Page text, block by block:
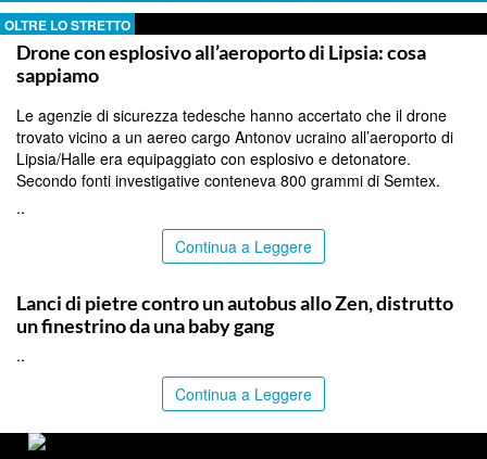
OLTRE LO STRETTO
Drone con esplosivo all’aeroporto di Lipsia: cosa
sappiamo
Le agenzie di sicurezza tedesche hanno accertato che il drone
trovato vicino a un aereo cargo Antonov ucraino all’aeroporto di
Lipsia/Halle era equipaggiato con esplosivo e detonatore.
Secondo fonti investigative conteneva 800 grammi di Semtex.
..
Continua a Leggere
Lanci di pietre contro un autobus allo Zen, distrutto
un finestrino da una baby gang
..
Continua a Leggere